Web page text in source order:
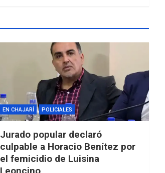
EN CHAJARÍ POLICIALES
Jurado popular declaró
culpable a Horacio Benítez por
el femicidio de Luisina